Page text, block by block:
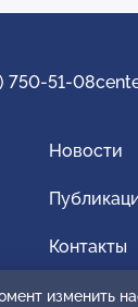
750-51-08
Новости
Контакты
Для
изменить